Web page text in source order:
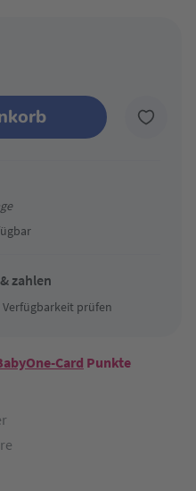
zahlen
prüfen
Card Punkte